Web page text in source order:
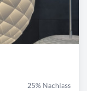
25% Nachlass